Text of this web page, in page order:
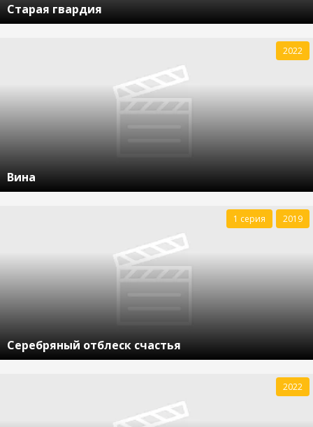
Старая гвардия
Вина
2022
Серебряный отблеск счастья
1 серия 2019
2022